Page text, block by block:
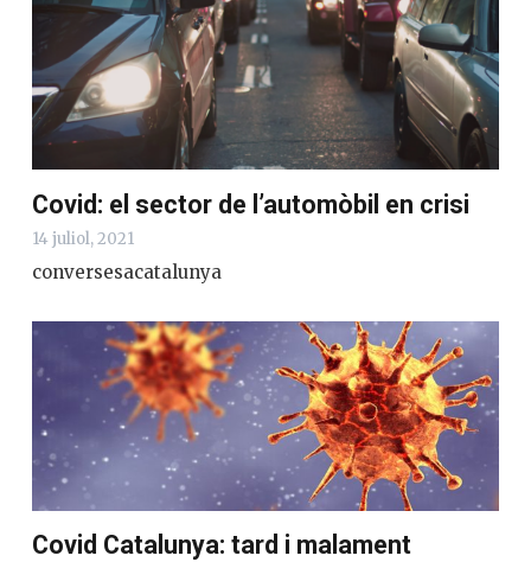
Covid: el sector de l’automòbil en crisi
14 juliol, 2021
conversesacatalunya
Covid Catalunya: tard i malament